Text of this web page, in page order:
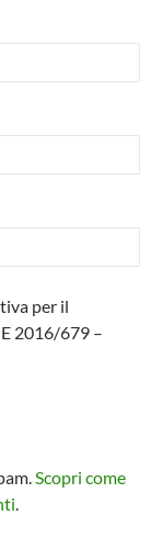
per il
2016/679 –
Scopri come